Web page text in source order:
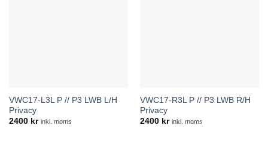
VWC17-L3L P // P3 LWB L/H
Privacy
2400 kr inkl. moms
VWC17-R3L P // P3 LWB R/H
Privacy
2400 kr inkl. moms